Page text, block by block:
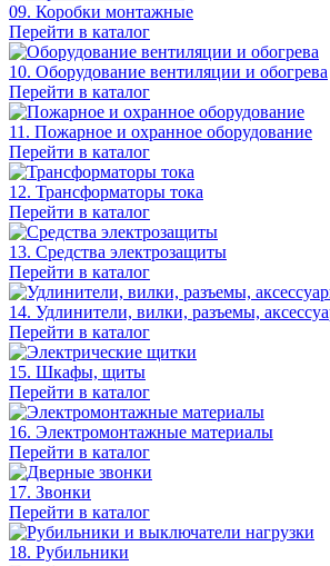
09. Коробки монтажные
Перейти в каталог
10. Оборудование вентиляции и обогрева
Перейти в каталог
11. Пожарное и охранное оборудование
Перейти в каталог
12. Трансформаторы тока
Перейти в каталог
13. Средства электрозащиты
Перейти в каталог
14. Удлинители, вилки, разъемы,
Перейти в каталог
15. Шкафы, щиты
Перейти в каталог
16. Электромонтажные материалы
Перейти в каталог
17. Звонки
Перейти в каталог
18. Рубильники